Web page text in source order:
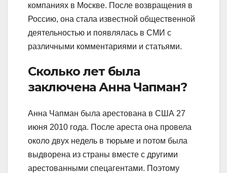
компаниях в Москве. После возвращения в
Россию, она стала известной общественной
деятельностью и появлялась в СМИ с
различными комментариями и статьями.
Сколько лет была
заключена Анна Чапман?
Анна Чапман была арестована в США 27
июня 2010 года. После ареста она провела
около двух недель в тюрьме и потом была
выдворена из страны вместе с другими
арестованными спецагентами. Поэтому